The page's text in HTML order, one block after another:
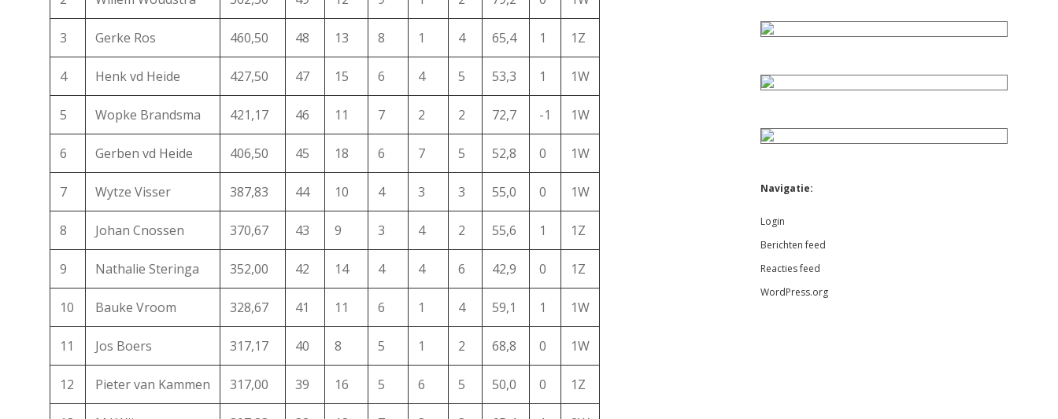
3 Gerke Ros 460,50 48 13 8 1 4 65,4 1 1Z
4 Henk vd Heide 427,50 47 15 6 4 5 53,3 1 1W
5 Wopke Brandsma 421,17 46 11 7 2 2 72,7 -1 1W
6 Gerben vd Heide 406,50 45 18 6 7 5 52,8 0 1W
7 Wytze Visser 387,83 44 10 4 3 3 55,0 0 1W
8 Johan Cnossen 370,67 43 9 3 4 2 55,6 1 1Z
9 Nathalie Steringa 352,00 42 14 4 4 6 42,9 0 1Z
10 Bauke Vroom 328,67 41 11 6 1 4 59,1 1 1W
11 Jos Boers 317,17 40 8 5 1 2 68,8 0 1W
12 Pieter van Kammen 317,00 39 16 5 6 5 50,0 0 1Z
Navigatie:
Login
Berichten feed
Reacties feed
WordPress.org